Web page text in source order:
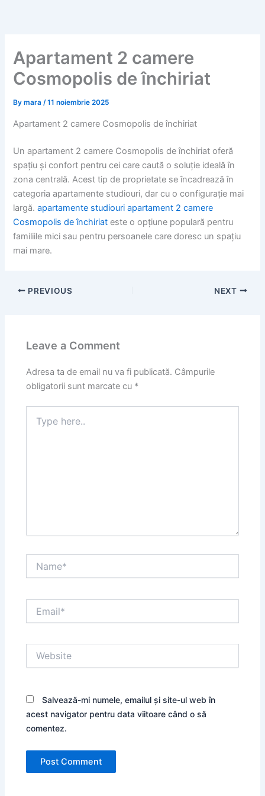
Apartament 2 camere
Cosmopolis de închiriat
Bymara/11 noiembrie 2025
Apartament 2 camere Cosmopolis de închiriat
Un apartament 2 camere Cosmopolis de închiriat oferă
spațiu și confort pentru cei care caută o soluție ideală în
zona centrală. Acest tip de proprietate se încadrează în
categoria apartamente studiouri, dar cu o configurație mai
largă.apartamente studiouri apartament 2 camere
Cosmopolis de închiriat este o opțiune populară pentru
familiile mici sau pentru persoanele care doresc un spațiu
mai mare.
PREVIOUS NEXT
Leave a Comment
Adresa ta de email nu va fi publicată. Câmpurile
obligatorii sunt marcate cu *
here..
Salvează-mi numele, emailul și site-ul web în
acest navigator pentru data viitoare când o să
comentez.